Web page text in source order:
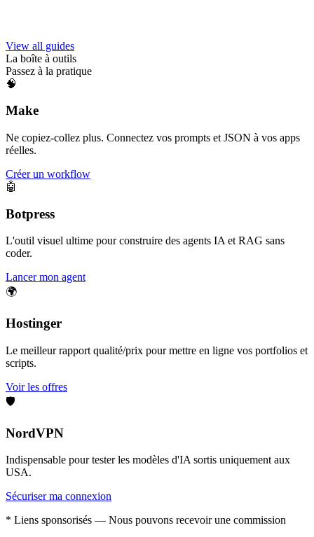
View all guides
La boîte à outils
Passez à la pratique
🧠
Make
Ne copiez-collez plus. Connectez vos prompts et JSON à vos apps
réelles.
Créer un workflow
🤖
Botpress
L'outil visuel ultime pour construire des agents IA et RAG sans
coder.
Lancer mon agent
🌍
Hostinger
Le meilleur rapport qualité/prix pour mettre en ligne vos portfolios et
scripts.
Voir les offres
🛡️
NordVPN
Indispensable pour tester les modèles d'IA sortis uniquement aux
USA.
Sécuriser ma connexion
* Liens sponsorisés — Nous pouvons recevoir une commission